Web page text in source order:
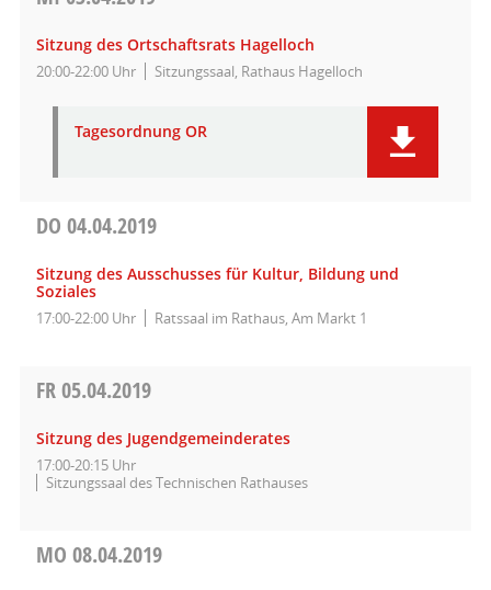
Sitzung des Ortschaftsrats Hagelloch
20:00-22:00 Uhr Sitzungssaal, Rathaus Hagelloch
Tagesordnung OR
DO 04.04.2019
Sitzung des Ausschusses für Kultur, Bildung und
Soziales
17:00-22:00 Uhr Ratssaal im Rathaus, Am Markt 1
FR05.04.2019
Sitzung des Jugendgemeinderates
17:00-20:15 Uhr
Sitzungssaal des Technischen Rathauses
MO 08.04.2019